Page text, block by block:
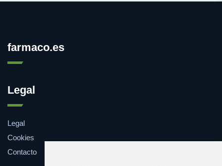
farmaco.es
Legal
Legal
Cookies
Contacto